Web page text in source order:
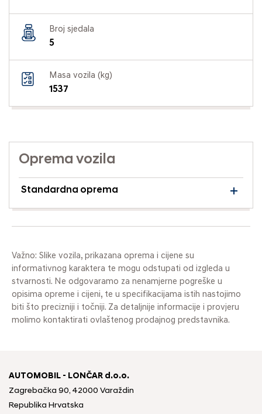
Broj sjedala
5
Masa vozila (kg)
1537
Oprema vozila
Standardna oprema
Važno: Slike vozila, prikazana oprema i cijene su
informativnog karaktera te mogu odstupati od izgleda u
stvarnosti. Ne odgovaramo za nenamjerne pogreške u
opisima opreme i cijeni, te u specifikacijama istih nastojimo
biti što precizniji i točniji. Za detaljnije informacije i provjeru
molimo kontaktirati ovlaštenog prodajnog predstavnika.
AUTOMOBIL - LONČAR d.o.o.
Zagrebačka 90, 42000 Varaždin
Republika Hrvatska